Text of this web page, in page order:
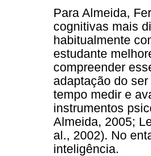
Para Almeida,
cognitivas mais
habitualmente
estudante
compreender
adaptação do
tempo medir e
instrumentos
Almeida, 2005;
al., 2002). No
inteligência.